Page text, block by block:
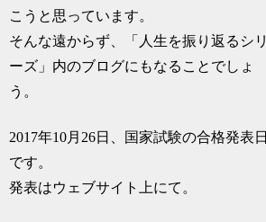
こうと思っています。
そんな遠からず、「人生を振り返るシリ
ーズ」内のブログにもなることでしょ
う。
2017年10月26日、国家試験の合格発表日
です。
発表はウェブサイト上にて。